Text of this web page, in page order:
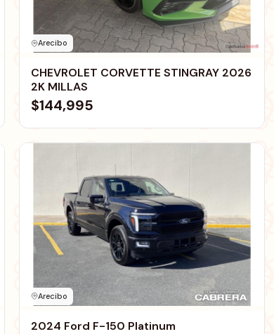
Arecibo
CHEVROLET CORVETTE STINGRAY 2026
2K MILLAS
$144,995
Arecibo
2024 Ford F-150 Platinum